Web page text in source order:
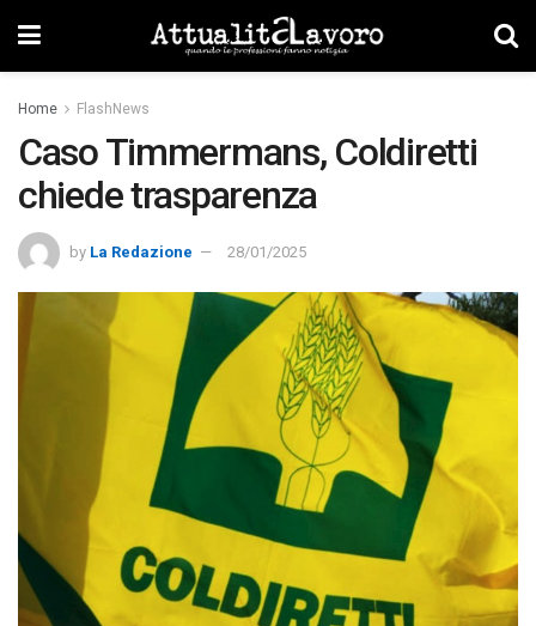
Home FlashNews
Caso Timmermans, Coldiretti
chiede trasparenza
by La Redazione 28/01/2025